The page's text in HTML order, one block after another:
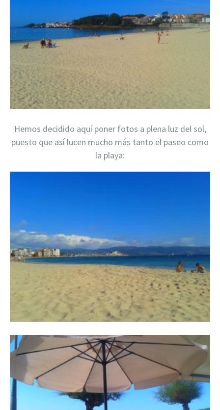
Hemos decidido aquí poner fotos a plena luz del sol,
puesto que así lucen mucho más tanto el paseo como
la playa: